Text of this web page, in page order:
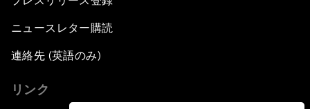
ニュースレター購読
連絡先 (英語のみ)
リンク